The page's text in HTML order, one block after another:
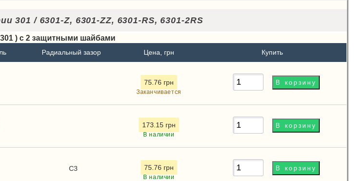
301 / 6301-Z, 6301-ZZ, 6301-RS, 6301-2RS
) с 2 защитными шайбами
Радиальный зазор Цена, грн Купить
75.76 грн
Заканчивается
173.15 грн
В наличии
C3 75.76 грн
В наличии